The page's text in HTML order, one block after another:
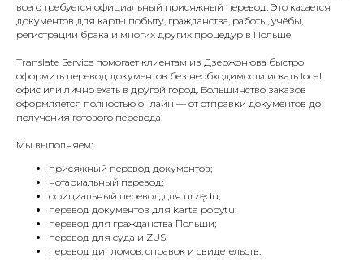
всего требуется официальный присяжный перевод. Это касается
документов для карты побыту, гражданства, работы, учёбы,
регистрации брака и многих других процедур в Польше.
Translate Service помогает клиентам из Дзержонюва быстро
оформить перевод документов без необходимости искать local
офис или лично ехать в другой город. Большинство заказов
оформляется полностью онлайн — от отправки документов до
получения готового перевода.
Мы выполняем:
присяжный перевод документов;
нотариальный перевод;
официальный перевод для urzędu;
перевод документов для karta pobytu;
перевод для гражданства Польши;
перевод для суда и ZUS;
перевод дипломов, справок и свидетельств.